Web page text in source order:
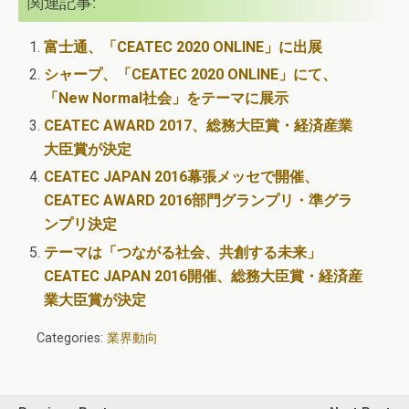
富士通、「CEATEC 2020 ONLINE」に出展
シャープ、「CEATEC 2020 ONLINE」にて、
「New Normal社会」をテーマに展示
CEATEC AWARD 2017、総務大臣賞・経済産業
大臣賞が決定
CEATEC JAPAN 2016幕張メッセで開催、
CEATEC AWARD 2016部門グランプリ・準グラ
ンプリ決定
テーマは「つながる社会、共創する未来」
CEATEC JAPAN 2016開催、総務大臣賞・経済産
業大臣賞が決定
Categories: 業界動向